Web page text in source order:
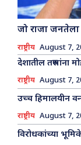
जो राजा
राष्ट्रीय August 7,
देशातील तरुणांना
राष्ट्रीय August 7,
उच्च हिमालयीन
राष्ट्रीय August 7,
विरोधकांच्या